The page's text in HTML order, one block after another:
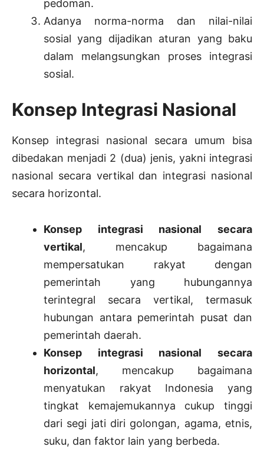
pedoman.
Adanya norma-norma dan nilai-nilai
sosial yang dijadikan aturan yang baku
dalam melangsungkan proses integrasi
sosial.
Konsep Integrasi Nasional
Konsep integrasi nasional secara umum bisa
dibedakan menjadi 2 (dua) jenis, yakni integrasi
nasional secara vertikal dan integrasi nasional
secara horizontal.
Konsep integrasi nasional secara
vertikal, mencakup bagaimana
mempersatukan rakyat dengan
pemerintah yang hubungannya
terintegral secara vertikal, termasuk
hubungan antara pemerintah pusat dan
pemerintah daerah.
Konsep integrasi nasional secara
horizontal, mencakup bagaimana
menyatukan rakyat Indonesia yang
tingkat kemajemukannya cukup tinggi
dari segi jati diri golongan, agama, etnis,
suku, dan faktor lain yang berbeda.